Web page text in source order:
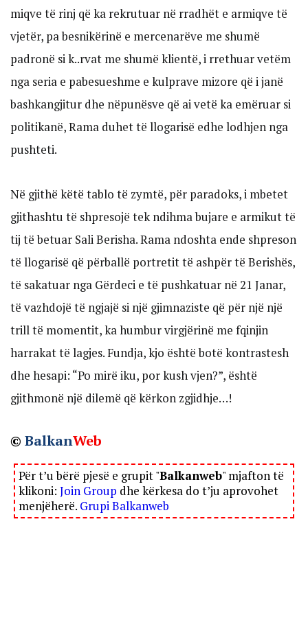
miqve të rinj që ka rekrutuar në rradhët e armiqve të
vjetër, pa besnikërinë e mercenarëve me shumë
padronë si k..rvat me shumë klientë, i rrethuar vetëm
nga seria e pabesueshme e kulprave mizore që i janë
bashkangjitur dhe nëpunësve që ai vetë ka emëruar si
politikanë, Rama duhet të llogarisë edhe lodhjen nga
pushteti.
Në gjithë këtë tablo të zymtë, për paradoks, i mbetet
gjithashtu të shpresojë tek ndihma bujare e armikut të
tij të betuar Sali Berisha. Rama ndoshta ende shpreson
të llogarisë që përballë portretit të ashpër të Berishës,
të sakatuar nga Gërdeci e të pushkatuar në 21 Janar,
të vazhdojë të ngjajë si një gjimnaziste që për një një
trill të momentit, ka humbur virgjërinë me fqinjin
harrakat të lagjes. Fundja, kjo është botë kontrastesh
dhe hesapi: “Po mirë iku, por kush vjen?”, është
gjithmonë një dilemë që kërkon zgjidhje…!
© BalkanWeb
Për t’u bërë pjesë e grupit "Balkanweb" mjafton të
klikoni: Join Group dhe kërkesa do t’ju aprovohet
menjëherë. Grupi Balkanweb